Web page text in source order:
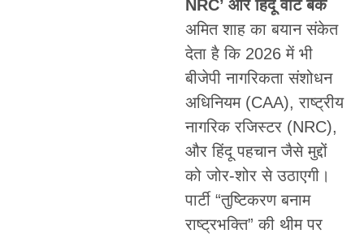
NRC’ और हिंदू वोट बैंक
अमित शाह का बयान संकेत
देता है कि 2026 में भी
बीजेपी नागरिकता संशोधन
अधिनियम (CAA), राष्ट्रीय
नागरिक रजिस्टर (NRC),
और हिंदू पहचान जैसे मुद्दों
को जोर-शोर से उठाएगी।
पार्टी “तुष्टिकरण बनाम
राष्ट्रभक्ति” की थीम पर